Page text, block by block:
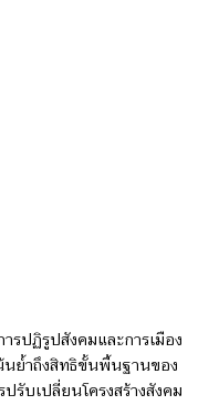
ปฏิรูปสังคมและการเมือง
นย้ำถึงสิทธิขั้นพื้นฐานของ
รับเปลี่ยนโครงสร้างสังคม